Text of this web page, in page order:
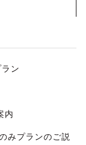
ン
内
みプランのご説